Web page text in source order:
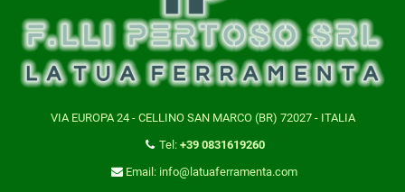
VIA EUROPA 24 - CELLINO SAN MARCO (BR) 72027 - ITALIA
Tel: +39 0831619260
Email: info@latuaferramenta.com